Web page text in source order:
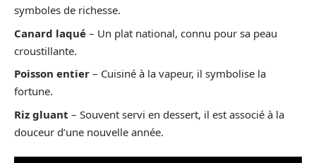
symboles de richesse.
Canard laqué – Un plat national, connu pour sa peau
croustillante.
Poisson entier – Cuisiné à la vapeur, il symbolise la
fortune.
Riz gluant – Souvent servi en dessert, il est associé à la
douceur d’une nouvelle année.